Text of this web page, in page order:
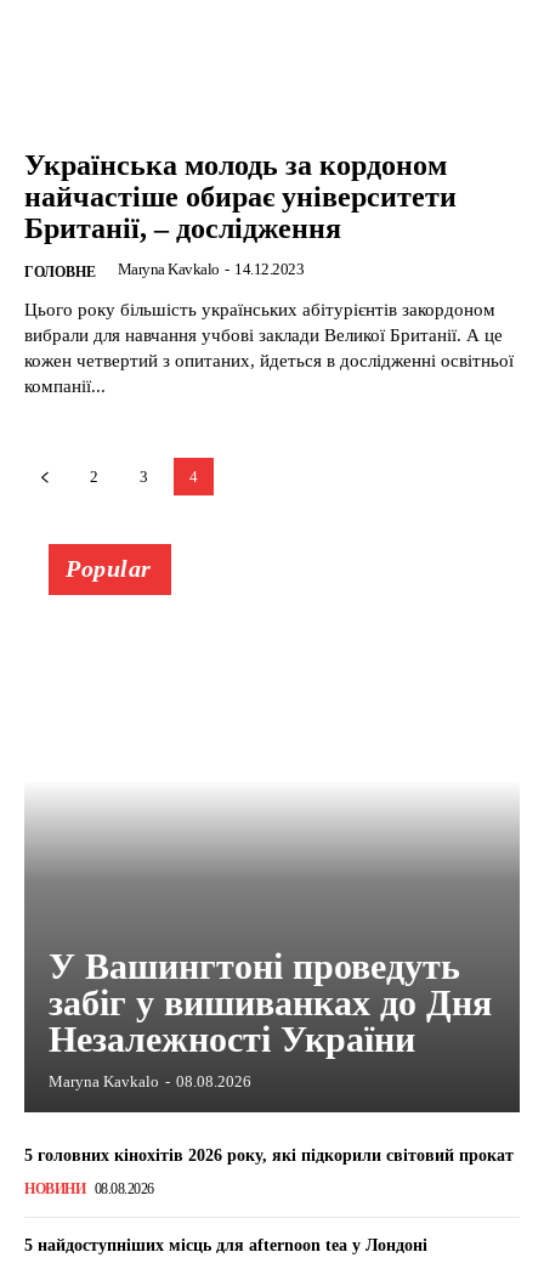
Українська молодь за кордоном
найчастіше обирає університети
Британії, – дослідження
ГОЛОВНЕ Maryna Kavkalo - 14.12.2023
Цього року більшість українських абітурієнтів закордоном
вибрали для навчання учбові заклади Великої Британії. А це
кожен четвертий з опитаних, йдеться в дослідженні освітньої
компанії...
2 3 4
Popular
У Вашингтоні проведуть
забіг у вишиванках до Дня
Незалежності України
Maryna Kavkalo - 08.08.2026
5 головних кінохітів 2026 року, які підкорили світовий прокат
НОВИНИ 08.08.2026
5 найдоступніших місць для afternoon tea у Лондоні